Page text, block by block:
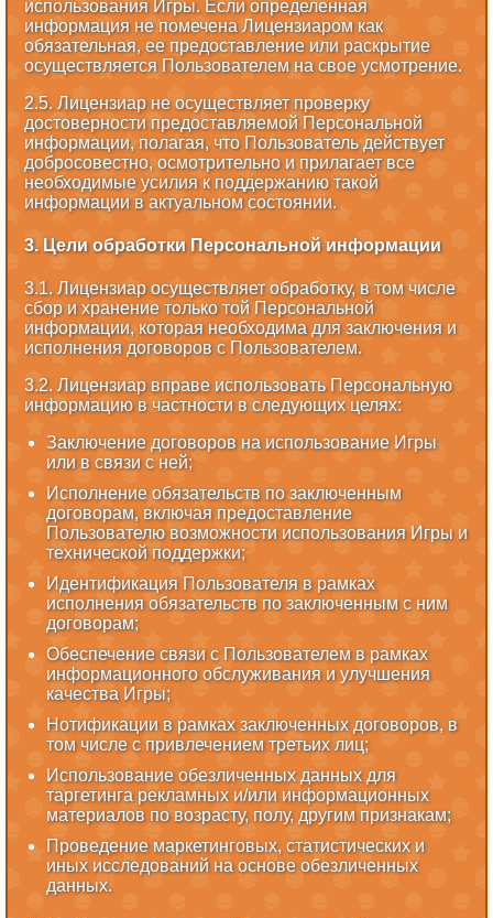
использования Игры. Если определенная
информация не помечена Лицензиаром как
обязательная, ее предоставление или раскрытие
осуществляется Пользователем на свое усмотрение.
2.5. Лицензиар не осуществляет проверку
достоверности предоставляемой Персональной
информации, полагая, что Пользователь действует
добросовестно, осмотрительно и прилагает все
необходимые усилия к поддержанию такой
информации в актуальном состоянии.
3. Цели обработки Персональной информации
3.1. Лицензиар осуществляет обработку, в том числе
сбор и хранение только той Персональной
информации, которая необходима для заключения и
исполнения договоров с Пользователем.
3.2. Лицензиар вправе использовать Персональную
информацию в частности в следующих целях:
Заключение договоров на использование Игры
или в связи с ней;
Исполнение обязательств по заключенным
договорам, включая предоставление
Пользователю возможности использования Игры и
технической поддержки;
Идентификация Пользователя в рамках
исполнения обязательств по заключенным с ним
договорам;
Обеспечение связи с Пользователем в рамках
информационного обслуживания и улучшения
качества Игры;
Нотификации в рамках заключенных договоров, в
том числе с привлечением третьих лиц;
Использование обезличенных данных для
таргетинга рекламных и/или информационных
материалов по возрасту, полу, другим признакам;
Проведение маркетинговых, статистических и
иных исследований на основе обезличенных
данных.